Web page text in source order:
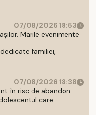
07/08/2026 18:53
Marile evenimente
familiei,
07/08/2026 18:38
în risc de abandon
care